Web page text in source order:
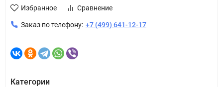
Избранное Сравнение
Заказ по телефону: +7 (499) 641-12-17
Категории